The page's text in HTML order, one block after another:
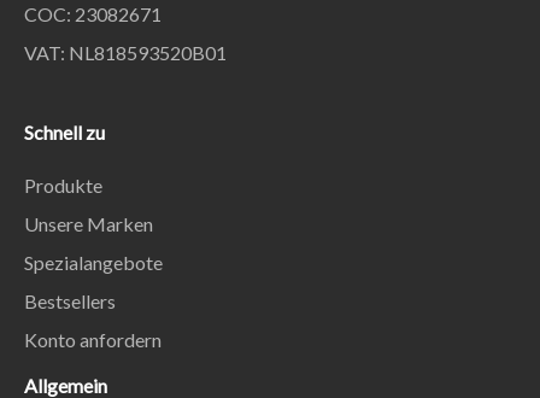
COC: 23082671
VAT: NL818593520B01
Schnell zu
Produkte
Unsere Marken
Spezialangebote
Bestsellers
Konto anfordern
Allgemein